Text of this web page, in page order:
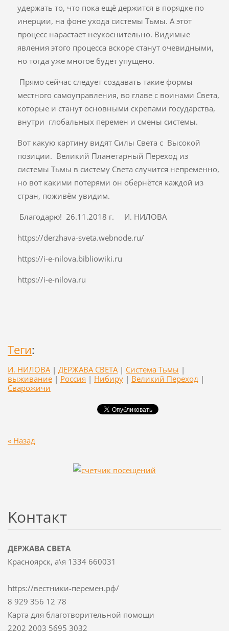
удержать то, что пока ещё держится в порядке по
инерции, на фоне ухода системы Тьмы. А этот
процесс нарастает неукоснительно. Видимые
явления этого процесса вскоре станут очевидными,
но тогда уже многое будет упущено.
Прямо сейчас следует создавать такие формы
местного самоуправления, во главе с воинами Света,
которые и станут основными скрепами государства,
внутри глобальных перемен и смены системы.
Вот какую картину видят Силы Света с Высокой
позиции. Великий Планетарный Переход из
системы Тьмы в систему Света случится непременно,
но вот какими потерями он обернётся каждой из
стран, поживём увидим.
Благодарю! 26.11.2018 г. И. НИЛОВА
https://derzhava-sveta.webnode.ru/
https://i-e-nilova.bibliowiki.ru
https://i-e-nilova.ru
Теги:
И. НИЛОВА | ДЕРЖАВА СВЕТА | Система Тьмы |
выживание | Россия | Нибиру | Великий Переход |
Сварожичи
« Назад
Koнтакт
ДЕРЖАВА СВЕТА
Красноярск, а\я 1334 660031
https://вестники-перемен.рф/
8 929 356 12 78
Карта для благотворительной помощи
2202 2003 5695 3032